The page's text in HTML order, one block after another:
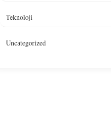
Teknoloji
Uncategorized